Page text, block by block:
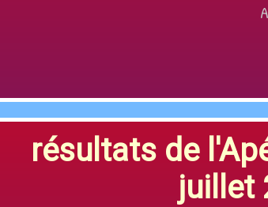
résultats de
juillet